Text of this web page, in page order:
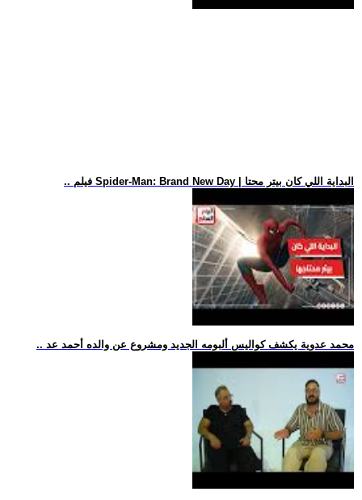
.. فيلم Spider-Man: Brand New Day | البداية اللي كان بيتر محتا
.. محمد عدوية يكشف كواليس ألبومه الجديد ومشروع عن والده أحمد عد